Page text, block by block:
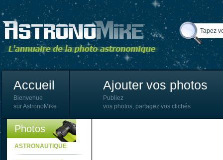
Accueil
Bienvenue
sur AstronoMike
Ajouter vos photos
Publiez
vos photos, partagez vos clichés
Photos
ASTRONAUTIQUE